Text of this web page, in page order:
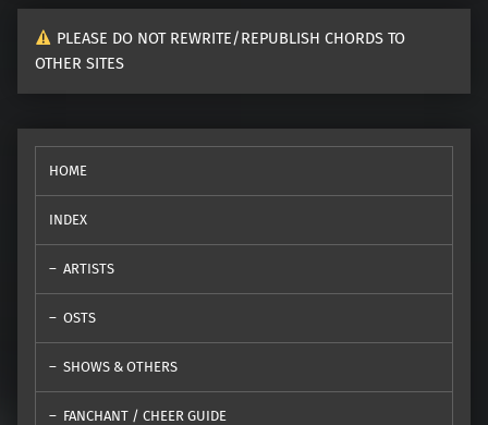
PLEASE DO NOT REWRITE/REPUBLISH CHORDS TO
OTHER SITES
HOME
INDEX
ARTISTS
OSTS
SHOWS & OTHERS
FANCHANT / CHEER GUIDE